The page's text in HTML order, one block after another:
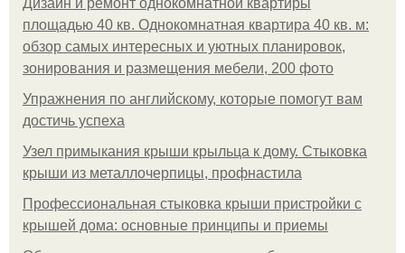
площадью 40 кв. Однокомнатная квартира 40 кв. м:
обзор самых интересных и уютных планировок,
зонирования и размещения мебели, 200 фото
Упражнения по английскому, которые помогут вам
достичь успеха
Узел примыкания крыши крыльца к дому. Стыковка
крыши из металлочерпицы, профнастила
Профессиональная стыковка крыши пристройки с
крышей дома: основные принципы и приемы